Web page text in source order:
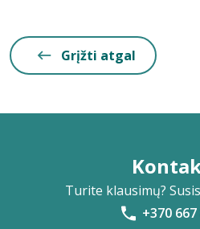
Grįžti atgal
Turite klausimų?
+370 667